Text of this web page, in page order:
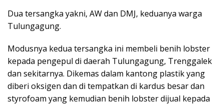
Dua tersangka yakni, AW dan DMJ, keduanya warga
Tulungagung.
Modusnya kedua tersangka ini membeli benih lobster
kepada pengepul di daerah Tulungagung, Trenggalek
dan sekitarnya. Dikemas dalam kantong plastik yang
diberi oksigen dan di tempatkan di kardus besar dan
styrofoam yang kemudian benih lobster dijual kepada